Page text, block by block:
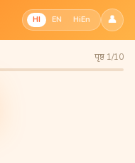
HI EN HiEn 👤
पृष्ठ 1/10